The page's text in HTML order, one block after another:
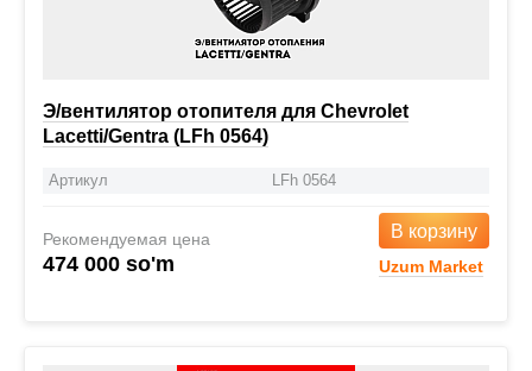
Э/вентилятор отопителя для Chevrolet
Lacetti/Gentra (LFh 0564)
Артикул LFh 0564
Рекомендуемая цена
474 000 so'm
В корзину
Uzum Market